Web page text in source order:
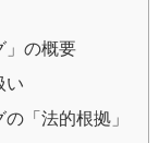
」の概要
い
「法的根拠」